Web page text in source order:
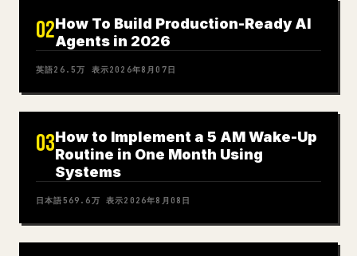
02How To Build Production-Ready AI
Agents in 2026
英語26.5万 表示2026年8月07日
03How to Implement a 5 AM Wake-Up
Routine in One Month Using
Systems
日本語569.6万 表示2026年8月08日